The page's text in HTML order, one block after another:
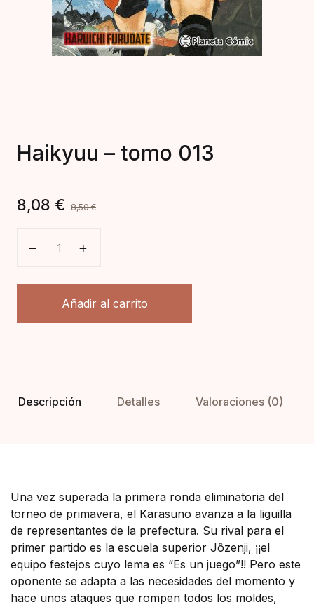
Haikyuu – tomo 013
8,08 € 8,50€
Añadir al carrito
Descripción Detalles Valoraciones (0)
Una vez superada la primera ronda eliminatoria del
torneo de primavera, el Karasuno avanza a la liguilla
de representantes de la prefectura. Su rival para el
primer partido es la escuela superior Jôzenji, ¡¡el
equipo festejos cuyo lema es “Es un juego”!! Pero este
oponente se adapta a las necesidades del momento y
hace unos ataques que rompen todos los moldes,